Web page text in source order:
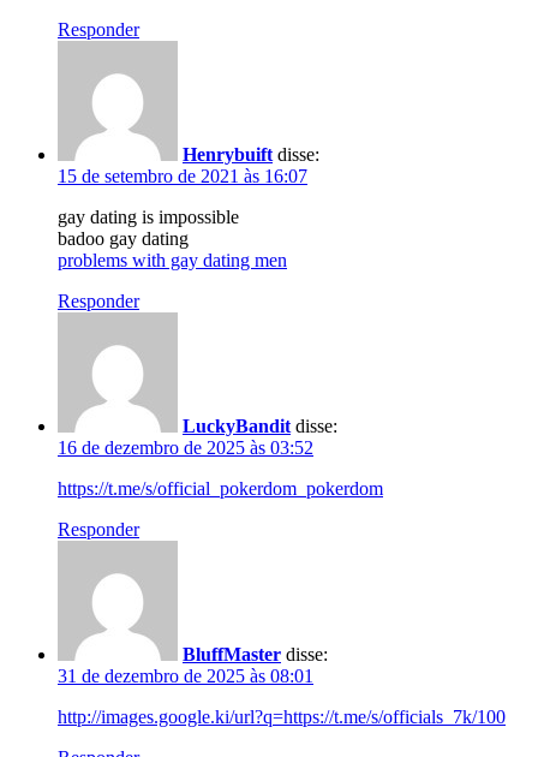
Responder
Henrybuift disse:
15 de setembro de 2021 às 16:07
gay dating is impossible
badoo gay dating
problems with gay dating men
Responder
LuckyBandit disse:
16 de dezembro de 2025 às 03:52
https://t.me/s/official_pokerdom_pokerdom
Responder
BluffMaster disse:
31 de dezembro de 2025 às 08:01
http://images.google.ki/url?q=https://t.me/s/officials_7k/100